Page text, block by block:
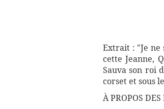
Extrait : "Je ne
cette Jeanne,
Sauva son roi
corset et sous
À PROPOS